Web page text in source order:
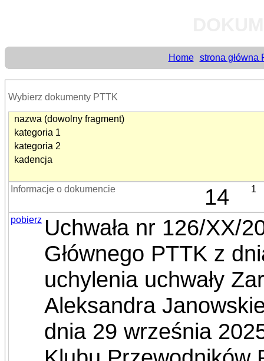
Home strona główna
Wybierz dokumenty PTTK
nazwa (dowolny fragment)
kategoria 1
kategoria 2
kadencja
Informacje o dokumencie 14 1
pobierz Uchwała nr 126/XX/
Głównego PTTK z
uchylenia uchwały
Aleksandra
dnia 29 września